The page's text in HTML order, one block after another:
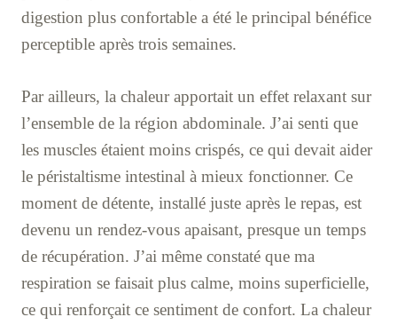
digestion plus confortable a été le principal bénéfice
perceptible après trois semaines.
Par ailleurs, la chaleur apportait un effet relaxant sur
l’ensemble de la région abdominale. J’ai senti que
les muscles étaient moins crispés, ce qui devait aider
le péristaltisme intestinal à mieux fonctionner. Ce
moment de détente, installé juste après le repas, est
devenu un rendez-vous apaisant, presque un temps
de récupération. J’ai même constaté que ma
respiration se faisait plus calme, moins superficielle,
ce qui renforçait ce sentiment de confort. La chaleur